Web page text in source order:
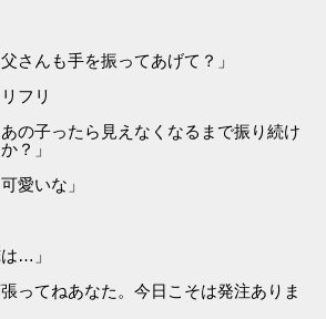
さんも手を振ってあげて？」
フリ
の子ったら見えなくなるまで振り続け
？」
愛いな」
…」
ってねあなた。今日こそは発注ありま